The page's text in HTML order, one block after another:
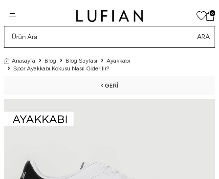
0
ARA
Anasayfa Blog Blog Sayfası
Ayakkabı
Spor Ayakkabı Kokusu Nasıl Giderilir?
GERI